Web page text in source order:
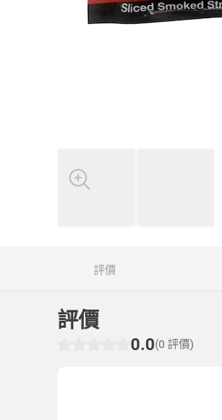
評價
評價
0.0(0 評價)